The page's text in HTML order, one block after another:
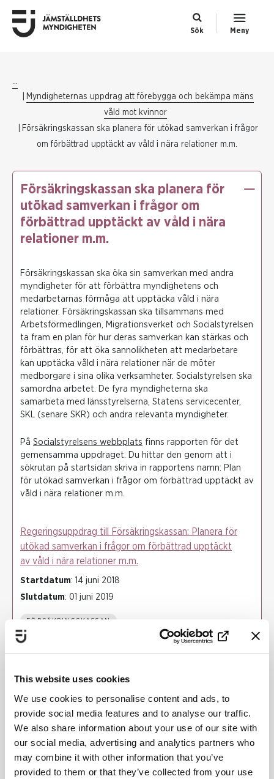
This website uses cookies
We use cookies to personalise content and ads, to
provide social media features and to analyse our traffic.
We also share information about your use of our site with
our social media, advertising and analytics partners who
may combine it with other information that you’ve
provided to them or that they’ve collected from your use
Sök Meny
...
Myndigheternas uppdrag att förebygga och bekämpa mäns
våld mot kvinnor
Försäkringskassan ska planera för utökad samverkan i frågor
om förbättrad upptäckt av våld i nära relationer m.m.
Försäkringskassan ska planera för
utökad samverkan i frågor om
förbättrad upptäckt av våld i nära
relationer m.m.
Försäkringskassan ska öka sin samverkan med andra
myndigheter för att förbättra myndighetens och
medarbetarnas förmåga att upptäcka våld i nära
relationer. Försäkringskassan ska tillsammans med
Arbetsförmedlingen, Migrationsverket och Socialstyrelsen
ta fram en plan för hur deras samverkan kan stärkas och
förbättras, för att öka sannolikheten att medarbetare
kan upptäcka våld i nära relationer när de möter
medborgare i sina olika verksamheter. Socialstyrelsen ska
samordna arbetet. De fyra myndigheterna ska
samarbeta med länsstyrelserna, Statens servicecenter,
SKL (senare SKR) och andra relevanta myndigheter.
På Socialstyrelsens webbplats finns rapporten för det
gemensamma uppdraget. Du hittar den genom att i
sökrutan på startsidan skriva in rapportens namn: Plan
för utökad samverkan i frågor om förbättrad upptäckt av
våld i nära relationer m.m.
Regeringsuppdrag till Försäkringskassan: Planera för
utökad samverkan i frågor om förbättrad upptäckt
av våld i nära relationer m.m.
Startdatum: 14 juni 2018
Slutdatum: 01 juni 2019
FÖRSÄKRINGSKASSAN
FUNKTIONSHINDERPERSPEKTIV
HEDERSRELATERAT VÅLD OCH FÖRTRYCK
BARNS RÄTTIGHETER
KUNSKAPSBASERAT ARBETE